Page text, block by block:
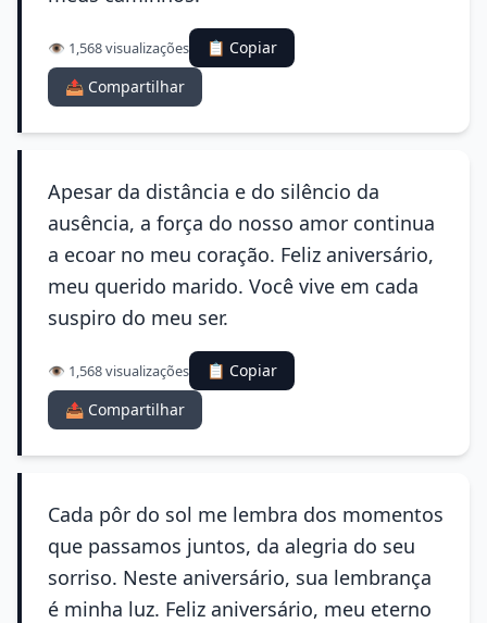
👁️ 1,568 visualizações
📋 Copiar
📤 Compartilhar
Apesar da distância e do silêncio da
ausência, a força do nosso amor continua
a ecoar no meu coração. Feliz aniversário,
meu querido marido. Você vive em cada
suspiro do meu ser.
👁️ 1,568 visualizações
📋 Copiar
📤 Compartilhar
Cada pôr do sol me lembra dos momentos
que passamos juntos, da alegria do seu
sorriso. Neste aniversário, sua lembrança
é minha luz. Feliz aniversário, meu eterno